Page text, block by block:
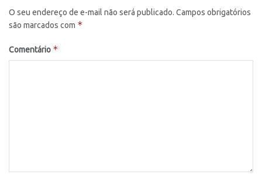
O seu endereço de e-mail não será publicado. Campos obrigatórios
são marcados com *
Comentário *